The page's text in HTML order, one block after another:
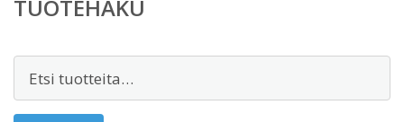
TUOTEHAKU